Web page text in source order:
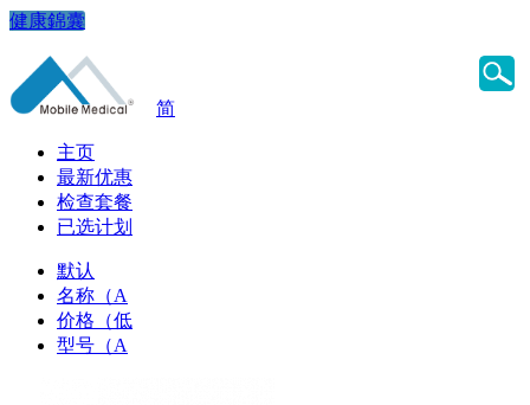
健康錦囊
简
主页
最新优惠
检查套餐
已选计划
默认
名称（A
价格（低
型号（A